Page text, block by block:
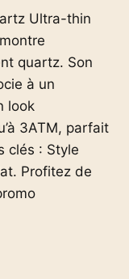
Ultra-thin
quartz. Son
à un
look
3ATM, parfait
clés : Style
Profitez de